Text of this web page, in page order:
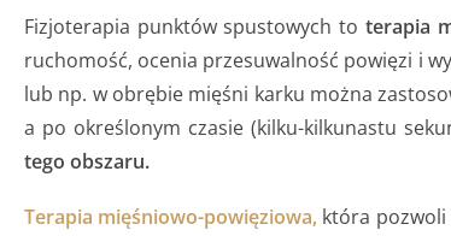
Fizjoterapia punktów spustowych to terapia
ruchomość, ocenia przesuwalność powięzi i
lub np. w obrębie mięśni karku można
a po określonym czasie (kilku-kilkunastu
tego obszaru.
Terapia mięśniowo-powięziowa, która pozwoli